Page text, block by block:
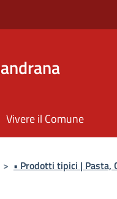
Vivere il Comune
> • Prodotti tipici | Pasta,